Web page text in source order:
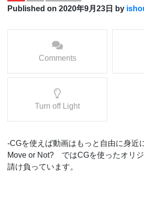
Published on 2020年9月23日 by
Comments
Turn off Light
-CGを使えば動画はもっと自由に身近
Move or Not? ではCGを使ったオリ
請け負っています。